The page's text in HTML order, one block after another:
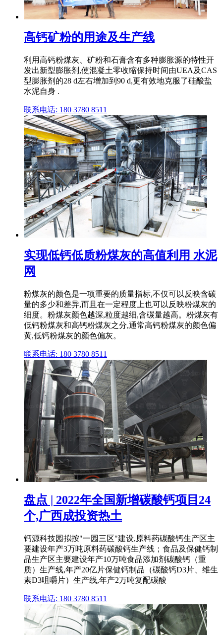
高钙矿粉的用途及生产线
利用高钙粉煤灰、矿粉和石膏含有多种膨胀源的特性开
发出新型膨胀剂,使混凝土零收缩保持时间由UEA及CAS
型膨胀剂的28 d左右增加到90 d,更有效地克服了硅酸盐
水泥自身 .
联系电话: 180 3780 8511
实现低钙低质粉煤灰的高值利用 水泥
网
粉煤灰的颜色是一项重要的质量指标,不仅可以反映含碳
量的多少和差异,而且在一定程度上也可以反映粉煤灰的
细度。粉煤灰颜色越深,粒度越细,含碳量越高。粉煤灰有
低钙粉煤灰和高钙粉煤灰之分,通常高钙粉煤灰的颜色偏
黄,低钙粉煤灰的颜色偏灰。
联系电话: 180 3780 8511
盘点 | 2022年全国新增碳酸钙项目24
个,广西成投资热土
钙源科技园拟按"一园三区"建设,原料药碳酸钙生产区主
要建设年产3万吨原料药碳酸钙生产线；食品及保健钙制
品生产区主要建设年产10万吨食品添加剂碳酸钙（重
质）生产线,年产20亿片保健钙制品（碳酸钙D3片、维生
素D3咀嚼片）生产线,年产2万吨复配碳酸
联系电话: 180 3780 8511